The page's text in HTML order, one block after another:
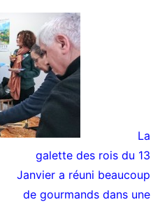
La
galette des rois du 13
Janvier a réuni beaucoup
de gourmands dans une